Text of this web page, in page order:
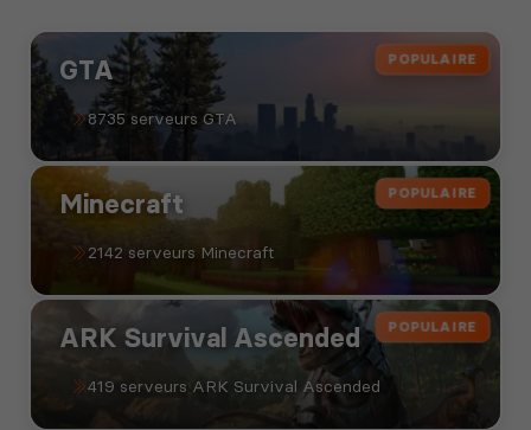
POPULAIRE
GTA
8735 serveurs GTA
POPULAIRE
Minecraft
2142 serveurs Minecraft
POPULAIRE
ARK Survival Ascended
419 serveurs ARK Survival Ascended